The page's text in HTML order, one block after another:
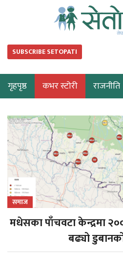
SUBSCRIBE SETOPATI
गृहपृष्ठ कभर स्टोरी राजनीति
समाज
मधेसका पाँचवटा केन्द्रमा
बढ्यो